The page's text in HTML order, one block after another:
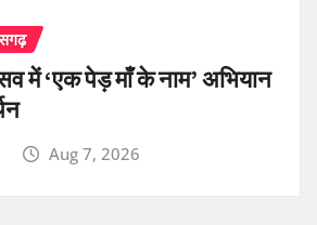
में ‘एक पेड़ माँ के नाम’ अभियान
Aug 7, 2026